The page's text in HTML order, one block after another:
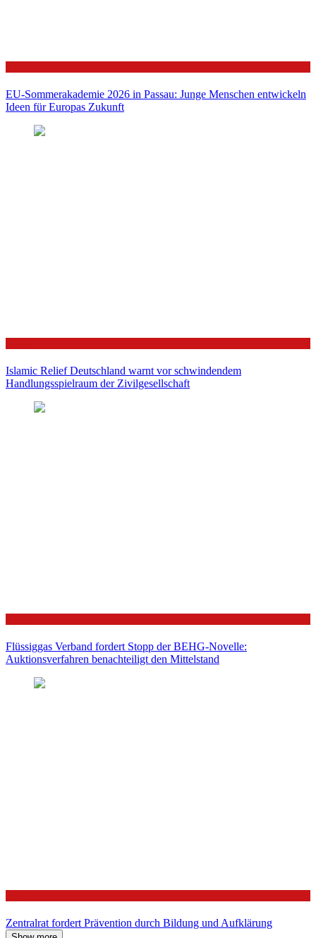
EU-Sommerakademie 2026 in Passau: Junge Menschen entwickeln
Ideen für Europas Zukunft
Islamic Relief Deutschland warnt vor schwindendem
Handlungsspielraum der Zivilgesellschaft
Flüssiggas Verband fordert Stopp der BEHG-Novelle:
Auktionsverfahren benachteiligt den Mittelstand
Zentralrat fordert Prävention durch Bildung und Aufklärung